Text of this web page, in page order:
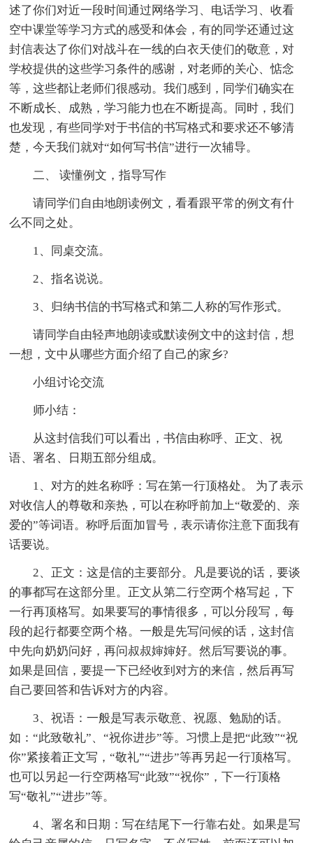
述了你们对近一段时间通过网络学习、电话学习、收看
空中课堂等学习方式的感受和体会，有的同学还通过这
封信表达了你们对战斗在一线的白衣天使们的敬意，对
学校提供的这些学习条件的感谢，对老师的关心、惦念
等，这些都让老师们很感动。我们感到，同学们确实在
不断成长、成熟，学习能力也在不断提高。同时，我们
也发现，有些同学对于书信的书写格式和要求还不够清
楚，今天我们就对“如何写书信”进行一次辅导。
二、 读懂例文，指导写作
请同学们自由地朗读例文，看看跟平常的例文有什
么不同之处。
1、同桌交流。
2、指名说说。
3、归纳书信的书写格式和第二人称的写作形式。
请同学自由轻声地朗读或默读例文中的这封信，想
一想，文中从哪些方面介绍了自己的家乡?
小组讨论交流
师小结：
从这封信我们可以看出，书信由称呼、正文、祝
语、署名、日期五部分组成。
1、对方的姓名称呼：写在第一行顶格处。 为了表示
对收信人的尊敬和亲热，可以在称呼前加上“敬爱的、亲
爱的”等词语。称呼后面加冒号，表示请你注意下面我有
话要说。
2、正文：这是信的主要部分。凡是要说的话，要谈
的事都写在这部分里。正文从第二行空两个格写起，下
一行再顶格写。如果要写的事情很多，可以分段写，每
段的起行都要空两个格。一般是先写问候的话，这封信
中先向奶奶问好，再问叔叔婶婶好。然后写要说的事。
如果是回信，要提一下已经收到对方的来信，然后再写
自己要回答和告诉对方的内容。
3、祝语：一般是写表示敬意、祝愿、勉励的话。
如：“此致敬礼”、“祝你进步”等。习惯上是把“此致”“祝
你”紧接着正文写，“敬礼”“进步”等再另起一行顶格写。
也可以另起一行空两格写“此致”“祝你”，下一行顶格
写“敬礼”“进步”等。
4、署名和日期：写在结尾下一行靠右处。如果是写